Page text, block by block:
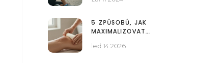
5 ZPŮSOBŮ, JAK
MAXIMALIZOVAT
ANTICELULITIDNÍ
led 14 2026